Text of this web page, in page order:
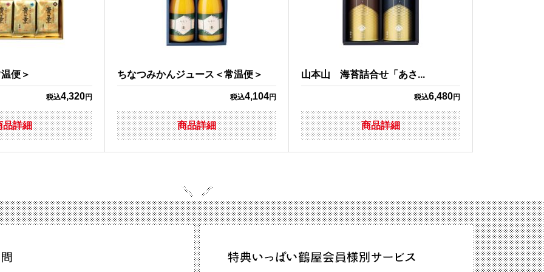
便＞
税込4,320円
品詳細
ちなつみかんジュース＜常温便＞
税込4,104円
商品詳細
山本山 海苔詰合せ「あさ...
税込6,480円
商品詳細